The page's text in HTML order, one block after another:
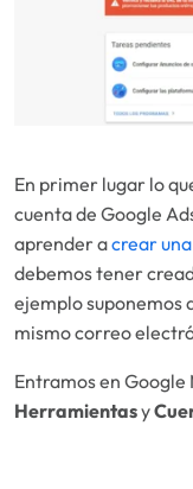
En primer lugar lo
cuenta de Google
aprender acrear
debemos tener
ejemplo suponemos
mismo correo
Entramos en Google
Herramientasy